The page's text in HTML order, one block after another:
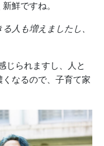
鮮ですね。
人も増えましたし、
じられますし、人と
なるので、子育て家